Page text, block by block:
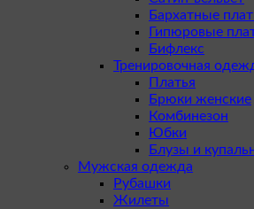
Бархатные
Гипюровые
Бифлекс
Тренировочная
Платья
Брюки женские
Комбинезон
Юбки
Блузы и
Мужская одежда
Рубашки
Жилеты